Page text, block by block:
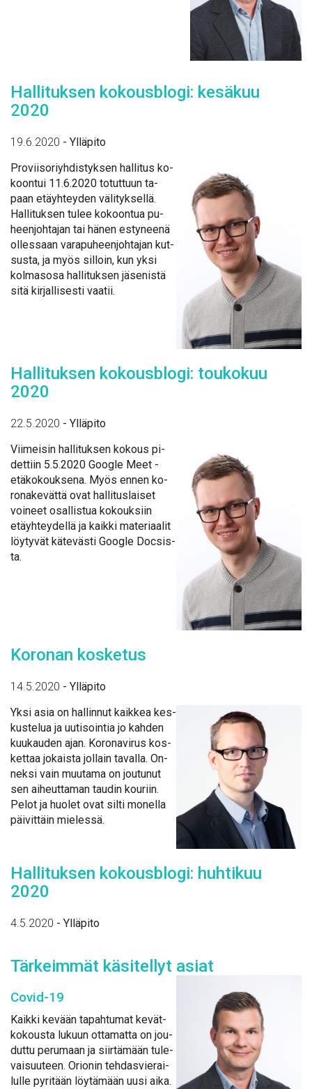
Hal­li­tuk­sen ko­kous­blo­gi: ke­sä­kuu
2020
19.6.2020 - Ylläpito
Pro­vii­so­riyh­dis­tyk­sen hal­li­tus ko­
koon­tui 11.6.2020 to­tut­tuun ta­
paan etäyh­tey­den vä­li­tyk­sel­lä.
Hal­li­tuk­sen tu­lee ko­koon­tua pu­
heen­joh­ta­jan tai hä­nen es­ty­nee­nä
ol­les­saan va­ra­pu­heen­joh­ta­jan kut­
sus­ta, ja myös sil­loin, kun yk­si
kol­mas­osa hal­li­tuk­sen jä­se­nis­tä
si­tä kir­jal­li­ses­ti vaa­tii.
Hal­li­tuk­sen ko­kous­blo­gi: tou­ko­kuu
2020
22.5.2020 - Ylläpito
Vii­mei­sin hal­li­tuk­sen ko­kous pi­
det­tiin 5.5.2020 Google Meet -
etä­ko­kouk­se­na. Myös en­nen ko­
ro­na­ke­vät­tä ovat hal­li­tus­lai­set
voi­neet osal­lis­tua ko­kouk­siin
etäyh­tey­del­lä ja kaik­ki ma­te­ri­aa­lit
löy­ty­vät kä­te­väs­ti Google Doc­sis­
ta.
Ko­ro­nan kos­ke­tus
14.5.2020 - Ylläpito
Yk­si asia on hal­lin­nut kaik­kea kes­
kus­te­lua ja uu­ti­soin­tia jo kah­den
kuu­kau­den ajan. Ko­ro­na­vi­rus kos­
ket­taa jo­kais­ta jol­lain ta­val­la. On­
nek­si vain muu­ta­ma on jou­tu­nut
sen ai­heut­ta­man tau­din kou­riin.
Pe­lot ja huo­let ovat sil­ti mo­nel­la
päi­vit­täin mie­les­sä.
Hal­li­tuk­sen ko­kous­blo­gi: huh­ti­kuu
2020
4.5.2020 - Ylläpito
Tär­keim­mät kä­si­tel­lyt asiat
Co­vid-19
Kaik­ki ke­vään ta­pah­tu­mat ke­vät­
ko­kous­ta lu­kuun ot­ta­mat­ta on jou­
dut­tu pe­ru­maan ja siir­tä­mään tu­le­
vai­suu­teen. Orio­nin teh­das­vie­rai­
lul­le py­ri­tään löy­tä­mään uusi ai­ka.